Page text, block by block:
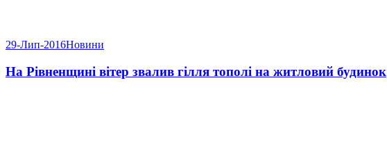
29-Лип-2016Новини
На Рівненщині вітер звалив гілля тополі на житловий будинок